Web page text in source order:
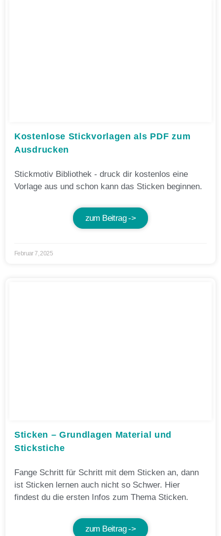
Kostenlose Stickvorlagen als PDF zum
Ausdrucken
Stickmotiv Bibliothek - druck dir kostenlos eine
Vorlage aus und schon kann das Sticken beginnen.
zum Beitrag ->
Februar 7, 2025
Sticken – Grundlagen Material und
Stickstiche
Fange Schritt für Schritt mit dem Sticken an, dann
ist Sticken lernen auch nicht so Schwer. Hier
findest du die ersten Infos zum Thema Sticken.
zum Beitrag ->